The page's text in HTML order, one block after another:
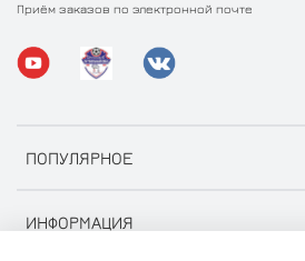
ПОПУЛЯРНОЕ
ИНФОРМАЦИЯ
Приём заказов по электронной почте